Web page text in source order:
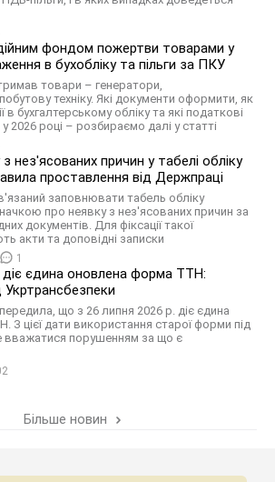
фондом пожертви товарами у
в бухобліку та пільги за ПКУ
товари – генератори,
техніку. Які документи оформити, як
в бухгалтерському обліку та які податкові
2026 році – розбираємо далі у статті
нез'ясованих причин у табелі обліку
проставлення від Держпраці
заповнювати табель обліку
про неявку з нез'ясованих причин за
документів. Для фіксації такої
акти та доповідні записки
1
діє єдина оновлена форма ТТН:
що з 26 липня 2026 р. діє єдина
цієї дати використання старої форми під
вважатися порушенням за що є
Більше новин